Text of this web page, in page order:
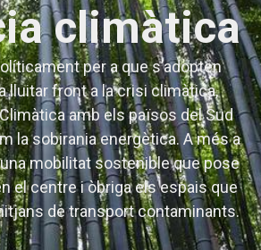
climàtica
per a que s’adopten
lluitar front a la crisi climàtica,
amb els països del Sud
la sobirania energètica. A més a
mobilitat sostenible que pose
el centre i òbriga els espais que
de transport contaminants.